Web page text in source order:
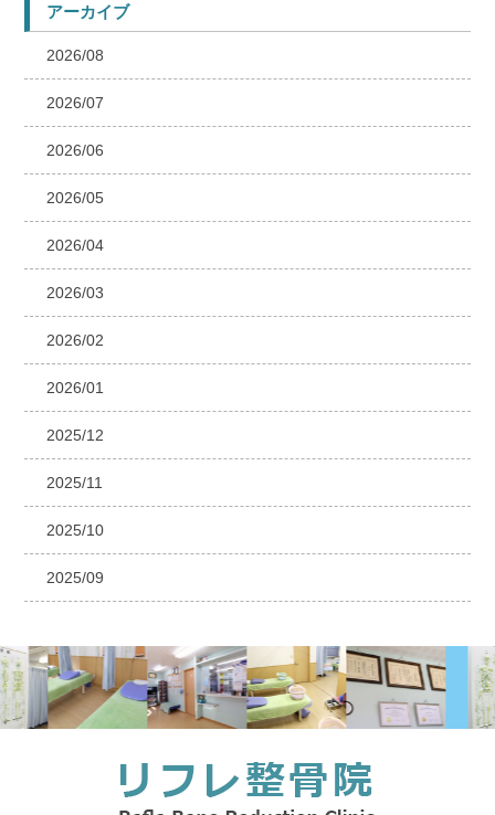
アーカイブ
2026/08
2026/07
2026/06
2026/05
2026/04
2026/03
2026/02
2026/01
2025/12
2025/11
2025/10
2025/09